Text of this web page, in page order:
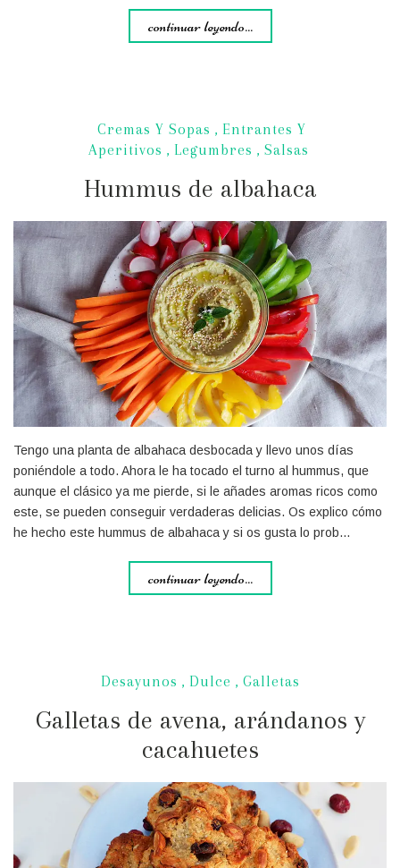
continuar leyendo...
Cremas Y Sopas , Entrantes Y
Aperitivos , Legumbres , Salsas
Hummus de albahaca
Tengo una planta de albahaca desbocada y llevo unos días
poniéndole a todo. Ahora le ha tocado el turno al hummus, que
aunque el clásico ya me pierde, si le añades aromas ricos como
este, se pueden conseguir verdaderas delicias. Os explico cómo
he hecho este hummus de albahaca y si os gusta lo prob…
continuar leyendo...
Desayunos , Dulce , Galletas
Galletas de avena, arándanos y
cacahuetes